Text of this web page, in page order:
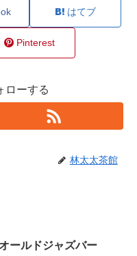
はてブ
Pinterest
ローする
林太太茶館
ールドジャズバー